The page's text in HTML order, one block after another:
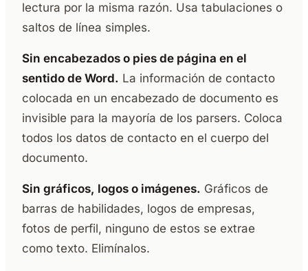
lectura por la misma razón. Usa tabulaciones o
saltos de línea simples.
Sin encabezados o pies de página en el
sentido de Word. La información de contacto
colocada en un encabezado de documento es
invisible para la mayoría de los parsers. Coloca
todos los datos de contacto en el cuerpo del
documento.
Sin gráficos, logos o imágenes. Gráficos de
barras de habilidades, logos de empresas,
fotos de perfil, ninguno de estos se extrae
como texto. Elimínalos.